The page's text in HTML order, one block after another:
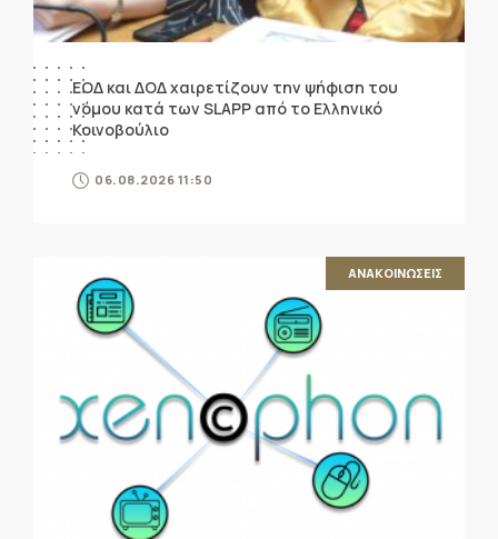
ΕΟΔ και ΔΟΔ χαιρετίζουν την ψήφιση του
νόμου κατά των SLAPP από το Ελληνικό
Κοινοβούλιο
06.08.2026 11:50
ΑΝΑΚΟΙΝΩΣΕΙΣ